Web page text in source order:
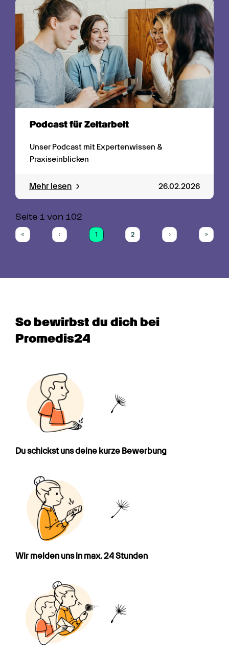
Podcast für Zeitarbeit
Unser Podcast mit Expertenwissen &
Praxiseinblicken
Mehr lesen 26.02.2026
Seite 1 von 102
«
First
‹
Previous
1
(current)
2 ›
Next
»
Last
So bewirbst du dich bei
Promedis24
Du schickst uns deine kurze Bewerbung
Wir melden uns in max. 24 Stunden